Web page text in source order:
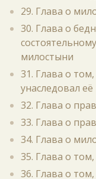
29. Глава о
30. Глава о
милостыни
31. Глава о
унаследовал её
32. Глава о
33. Глава о
34. Глава о
35. Глава о
36. Глава о